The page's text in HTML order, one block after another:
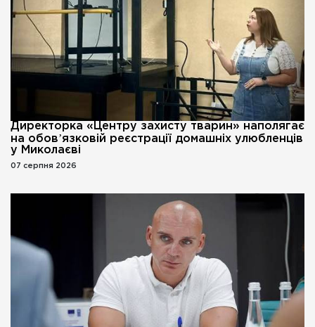
Директорка «Центру захисту тварин» наполягає
на обовʼязковій реєстрації домашніх улюбленців
у Миколаєві
07 серпня 2026